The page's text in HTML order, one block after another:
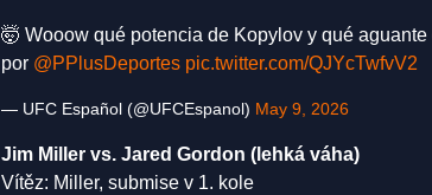
🤯 Wooow qué potencia de Kopylov y qué
por @PPlusDeportes pic.twitter.com/QJYcTwfvV2
— UFC Español (@UFCEspanol) May 9, 2026
Jim Miller vs. Jared Gordon (lehká váha)
Vítěz: Miller, submise v 1. kole